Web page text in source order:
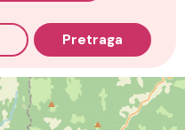
Pretraga